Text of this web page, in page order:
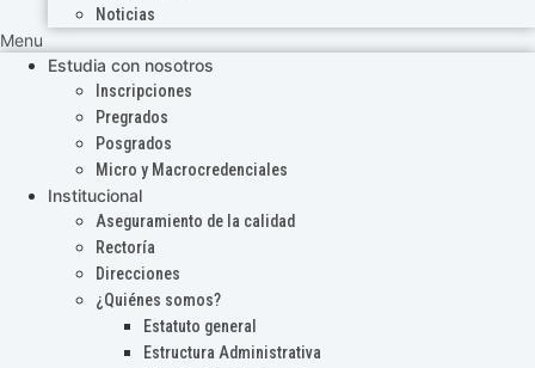
Noticias
Menu
Estudia con nosotros
Inscripciones
Pregrados
Posgrados
Micro y Macrocredenciales
Institucional
Aseguramiento de la calidad
Rectoría
Direcciones
¿Quiénes somos?
Estatuto general
Estructura Administrativa